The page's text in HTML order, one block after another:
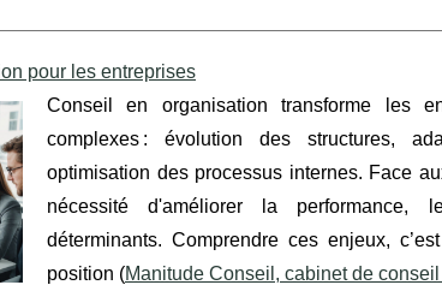
pour les entreprises
Conseil en organisation transforme les
complexes : évolution des structures,
optimisation des processus internes. Face
nécessité d'améliorer la performance,
déterminants. Comprendre ces enjeux,
position (Manitude Conseil, cabinet de